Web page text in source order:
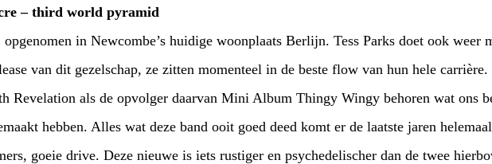
– third world pyramid
in Newcombe’s huidige woonplaats Berlijn. Tess Parks doet ook weer
van dit gezelschap, ze zitten momenteel in de beste flow van hun hele carrière.
Revelation als de opvolger daarvan Mini Album Thingy Wingy behoren wat ons
hebben. Alles wat deze band ooit goed deed komt er de laatste jaren
goeie drive. Deze nieuwe is iets rustiger en psychedelischer dan de twee